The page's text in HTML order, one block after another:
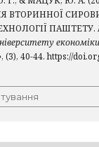
ВТОРИННОЇ
ПАШТЕТУ.
економіки
, (3), 40-44. https://